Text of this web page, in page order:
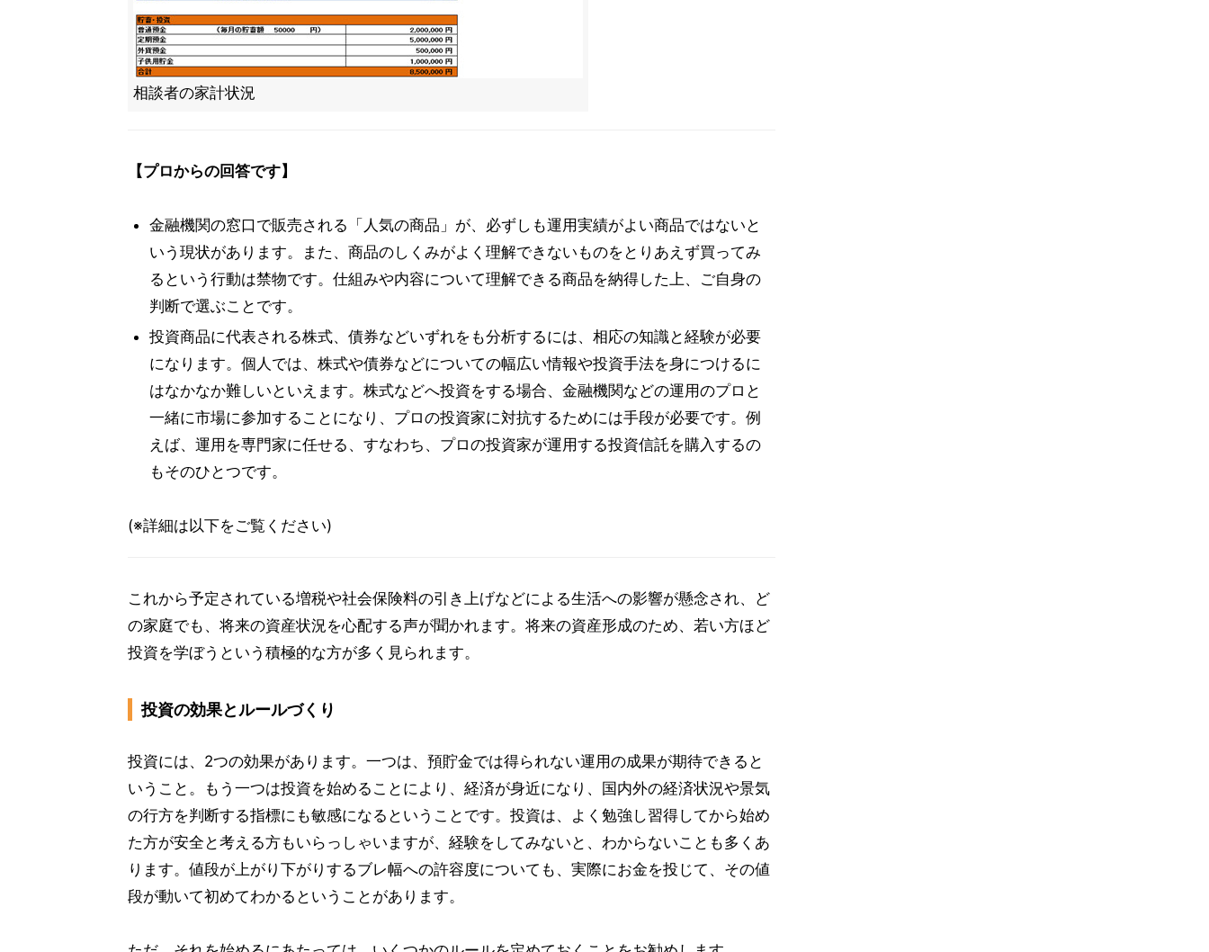
相談者の家計状況
【プロからの回答です】
金融機関の窓口で販売される「人気の商品」が、必ずしも運用実績がよい商品ではないと
いう現状があります。また、商品のしくみがよく理解できないものをとりあえず買ってみ
るという行動は禁物です。仕組みや内容について理解できる商品を納得した上、ご自身の
判断で選ぶことです。
投資商品に代表される株式、債券などいずれをも分析するには、相応の知識と経験が必要
になります。個人では、株式や債券などについての幅広い情報や投資手法を身につけるに
はなかなか難しいといえます。株式などへ投資をする場合、金融機関などの運用のプロと
一緒に市場に参加することになり、プロの投資家に対抗するためには手段が必要です。例
えば、運用を専門家に任せる、すなわち、プロの投資家が運用する投資信託を購入するの
もそのひとつです。
(※詳細は以下をご覧ください)
これから予定されている増税や社会保険料の引き上げなどによる生活への影響が懸念され、ど
の家庭でも、将来の資産状況を心配する声が聞かれます。将来の資産形成のため、若い方ほど
投資を学ぼうという積極的な方が多く見られます。
投資の効果とルールづくり
投資には、2つの効果があります。一つは、預貯金では得られない運用の成果が期待できると
いうこと。もう一つは投資を始めることにより、経済が身近になり、国内外の経済状況や景気
の行方を判断する指標にも敏感になるということです。投資は、よく勉強し習得してから始め
た方が安全と考える方もいらっしゃいますが、経験をしてみないと、わからないことも多くあ
ります。値段が上がり下がりするブレ幅への許容度についても、実際にお金を投じて、その値
段が動いて初めてわかるということがあります。